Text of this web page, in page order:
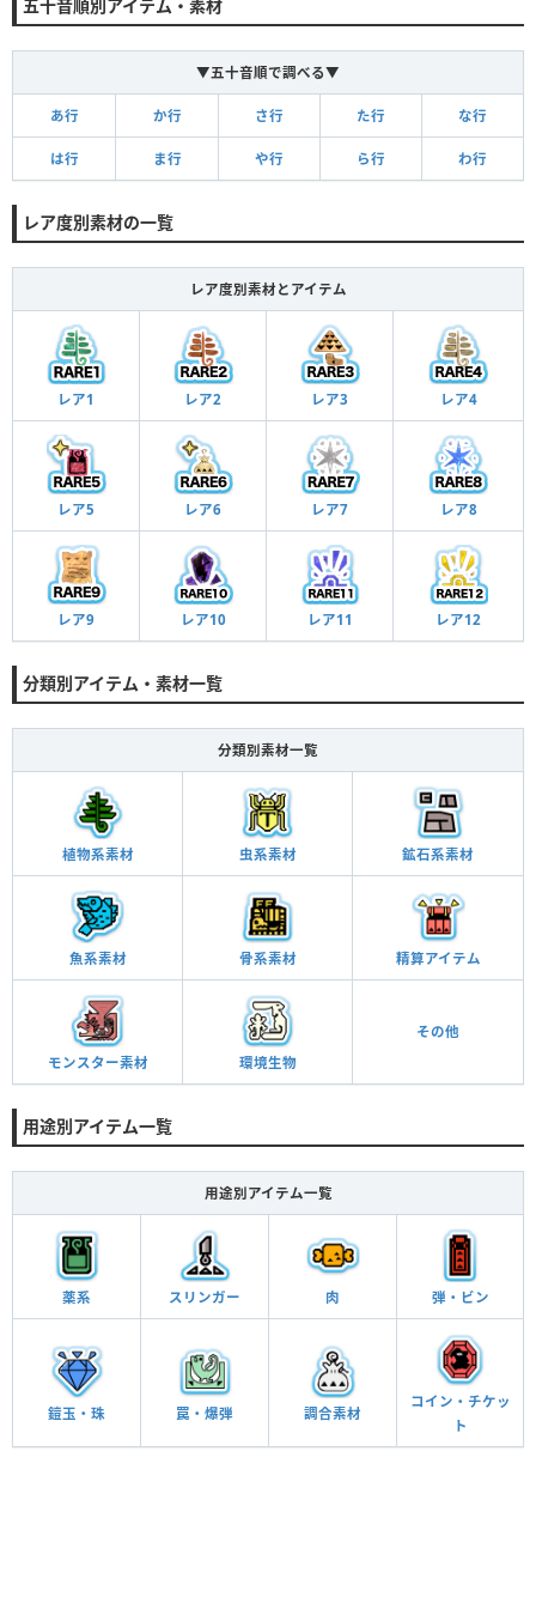
五十音順別アイテム・素材
▼五十音順で調べる▼
あ行 か行 さ行 た行 な行
は行 ま行 や行 ら行 わ行
レア度別素材の一覧
レア度別素材とアイテム
レア1 レア2 レア3 レア4
レア5 レア6 レア7 レア8
レア9 レア10 レア11 レア12
分類別アイテム・素材一覧
分類別素材一覧
植物系素材 虫系素材 鉱石系素材
魚系素材 骨系素材 精算アイテム
モンスター素材 環境生物
その他
用途別アイテム一覧
用途別アイテム一覧
薬系 スリンガー 肉 弾・ビン
鎧玉・珠 罠・爆弾 調合素材
コイン・チケッ
ト